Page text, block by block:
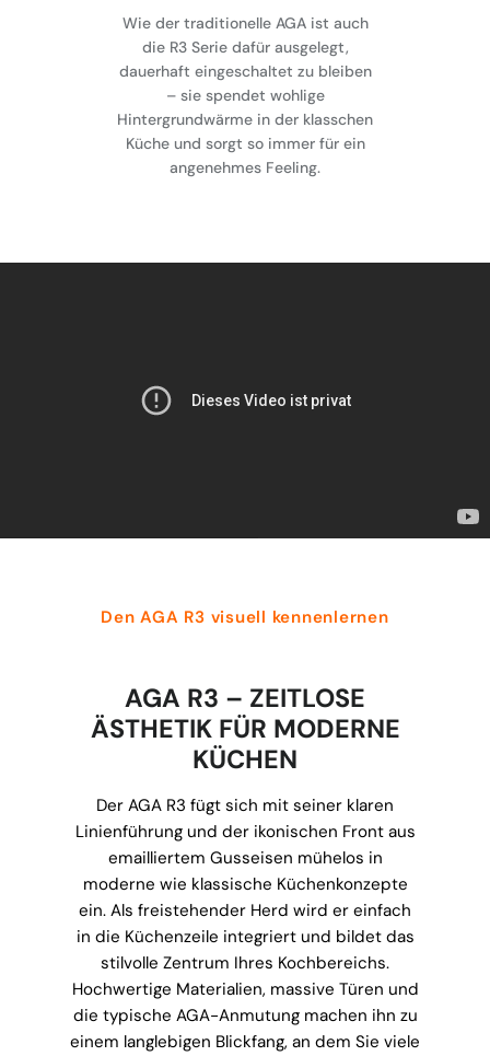
Wie der traditionelle AGA ist auch
die R3 Serie dafür ausgelegt,
dauerhaft eingeschaltet zu bleiben
– sie spendet wohlige
Hintergrundwärme in der klasschen
Küche und sorgt so immer für ein
angenehmes Feeling.
Den AGA R3 visuell kennenlernen
AGA R3 – ZEITLOSE
ÄSTHETIK FÜR MODERNE
KÜCHEN
Der AGA R3 fügt sich mit seiner klaren
Linienführung und der ikonischen Front aus
emailliertem Gusseisen mühelos in
moderne wie klassische Küchenkonzepte
ein. Als freistehender Herd wird er einfach
in die Küchenzeile integriert und bildet das
stilvolle Zentrum Ihres Kochbereichs.
Hochwertige Materialien, massive Türen und
die typische AGA-Anmutung machen ihn zu
einem langlebigen Blickfang, an dem Sie viele